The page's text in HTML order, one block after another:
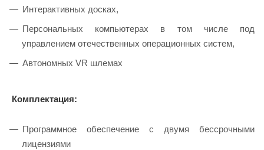
Интерактивных досках,
Персональных компьютерах в том числе под
управлением отечественных операционных систем,
Автономных VR шлемах
Комплектация:
Программное обеспечение с двумя бессрочными
лицензиями